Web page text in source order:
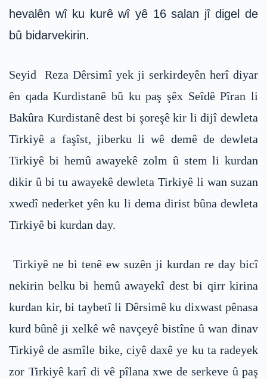
hevalên wî ku kurê wî yê 16 salan jî digel de
bû bidarvekirin.
Seyid Reza Dêrsimî yek ji serkirdeyên herî diyar
ên qada Kurdistanê bû ku paş şêx Seîdê Pîran li
Bakûra Kurdistanê dest bi şoreşê kir li dijî dewleta
Tirkiyê a faşîst, jiberku li wê demê de dewleta
Tirkiyê bi hemû awayekê zolm û stem li kurdan
dikir û bi tu awayekê dewleta Tirkiyê li wan suzan
xwedî nederket yên ku li dema dirist bûna dewleta
Tirkiyê bi kurdan day.
Tirkiyê ne bi tenê ew suzên ji kurdan re day bicî
nekirin belku bi hemû awayekî dest bi qirr kirina
kurdan kir, bi taybetî li Dêrsimê ku dixwast pênasa
kurd bûnê ji xelkê wê navçeyê bistîne û wan dinav
Tirkiyê de asmîle bike, ciyê daxê ye ku ta radeyek
zor Tirkiyê karî di vê pîlana xwe de serkeve û paş